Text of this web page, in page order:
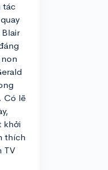
tác
Có lẽ
khởi
thích
TV